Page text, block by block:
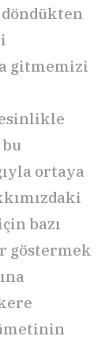
gitmemizi
bu
ortaya
bazı
göstermek